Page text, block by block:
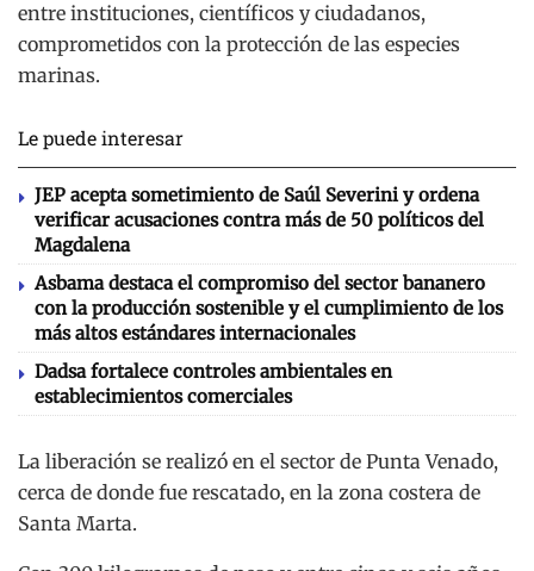
entre instituciones, científicos y ciudadanos,
comprometidos con la protección de las especies
marinas.
Le puede interesar
JEP acepta sometimiento de Saúl Severini y ordena
verificar acusaciones contra más de 50 políticos del
Magdalena
Asbama destaca el compromiso del sector bananero
con la producción sostenible y el cumplimiento de los
más altos estándares internacionales
Dadsa fortalece controles ambientales en
establecimientos comerciales
La liberación se realizó en el sector de Punta Venado,
cerca de donde fue rescatado, en la zona costera de
Santa Marta.